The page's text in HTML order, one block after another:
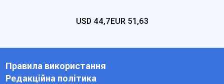
USD 44,7EUR 51,63
Правила використання
Редакційна політика